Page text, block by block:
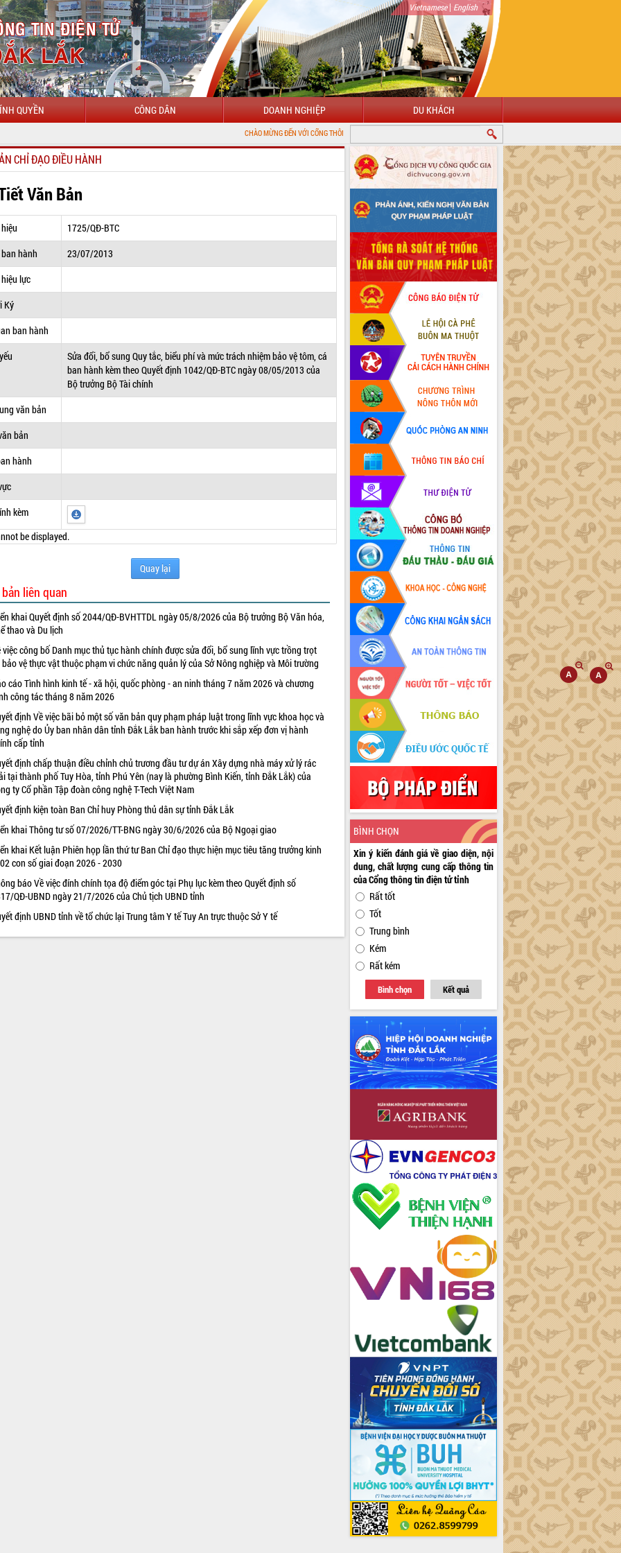
Vietnamese| English
QUYỀN CÔNG DÂN DOANH NGHIỆP DU KHÁCH
CHÀO MỪNG ĐẾN VỚI CỔNG THÔNG TIN ĐIỆN TỬ TỈNH ĐẮK LẮK
CHỈ ĐẠO ĐIỀU HÀNH
Văn Bản
1725/QĐ-BTC
hành
23/07/2013
lực
Ký
ban hành
Sửa đổi, bổ sung Quy tắc, biểu phí và mức trách nhiệm bảo vệ tôm, cá
ban hành kèm theo Quyết định 1042/QĐ-BTC ngày 08/05/2013 của
Bộ trưởng Bộ Tài chính
văn bản
bản
hành
kèm
be displayed.
Quay lại
liên quan
khai Quyết định số 2044/QĐ-BVHTTDL ngày 05/8/2026 của Bộ trưởng Bộ Văn hóa,
thao và Du lịch
việc công bố Danh mục thủ tục hành chính được sửa đổi, bổ sung lĩnh vực trồng trọt
bảo vệ thực vật thuộc phạm vi chức năng quản lý của Sở Nông nghiệp và Môi trường
cáo Tình hình kinh tế - xã hội, quốc phòng - an ninh tháng 7 năm 2026 và chương
công tác tháng 8 năm 2026
định Về việc bãi bỏ một số văn bản quy phạm pháp luật trong lĩnh vực khoa học và
nghệ do Ủy ban nhân dân tỉnh Đắk Lắk ban hành trước khi sắp xếp đơn vị hành
cấp tỉnh
định chấp thuận điều chỉnh chủ trương đầu tư dự án Xây dựng nhà máy xử lý rác
tại thành phố Tuy Hòa, tỉnh Phú Yên (nay là phường Bình Kiến, tỉnh Đắk Lắk) của
ty Cổ phần Tập đoàn công nghệ T-Tech Việt Nam
định kiện toàn Ban Chỉ huy Phòng thủ dân sự tỉnh Đắk Lắk
khai Thông tư số 07/2026/TT-BNG ngày 30/6/2026 của Bộ Ngoại giao
khai Kết luận Phiên họp lần thứ tư Ban Chỉ đạo thực hiện mục tiêu tăng trưởng kinh
con số giai đoạn 2026 - 2030
báo Về việc đính chính tọa độ điểm góc tại Phụ lục kèm theo Quyết định số
QĐ-UBND ngày 21/7/2026 của Chủ tịch UBND tỉnh
định UBND tỉnh về tổ chức lại Trung tâm Y tế Tuy An trực thuộc Sở Y tế
BÌNH CHỌN
Xin ý kiến đánh giá về giao diện, nội
dung, chất lượng cung cấp thông tin
của Cổng thông tin điện tử tỉnh
Rất tốt
Tốt
Trung bình
Kém
Rất kém
Bình chọn Kết quả